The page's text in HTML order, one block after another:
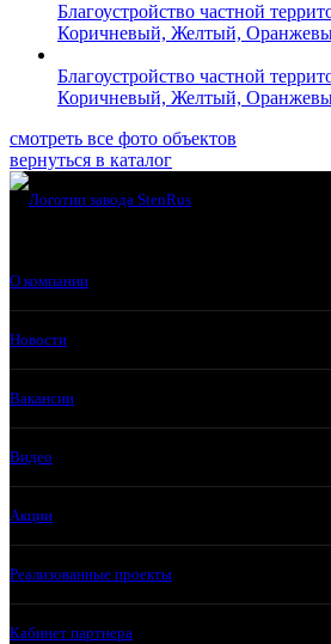
Благоустройство частной
Коричневый, Желтый,
Благоустройство частной
Коричневый, Желтый,
смотреть все фото объектов
вернуться в каталог
О компании
Новости
Вакансии
Видео
Акции
Реализованные проекты
Кабинет партнера